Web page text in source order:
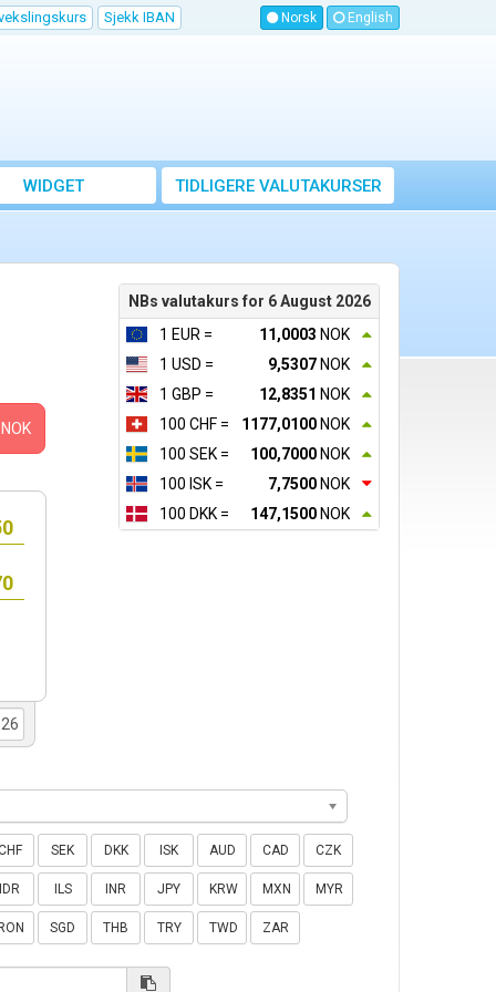
Sjekk IBAN Norsk English
WIDGET TIDLIGERE VALUTAKURSER
NBs valutakurs for 6 August 2026
1 EUR =
11,0003 NOK
1 USD =
9,5307 NOK
1 GBP =
12,8351 NOK
100 CHF =
1177,0100 NOK
100 SEK =
100,7000 NOK
100 ISK =
7,7500 NOK
100 DKK =
147,1500 NOK
NOK
SEK DKK ISK AUD CAD CZK
IDR ILS INR JPY KRW MXN MYR
SGD THB TRY TWD ZAR